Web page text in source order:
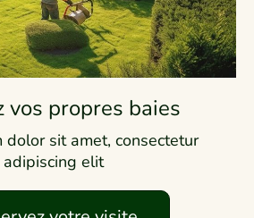
vos propres baies
dolor sit amet, consectetur
adipiscing elit